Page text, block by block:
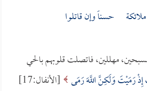
ملائكة حسناً وإن قاتلوا
مهللين، فاتصلت قلوبهم بالحي
رَمَيْتَ وَلَكِنَّ اللَّهَ رَمَى
[الأنفال:17]